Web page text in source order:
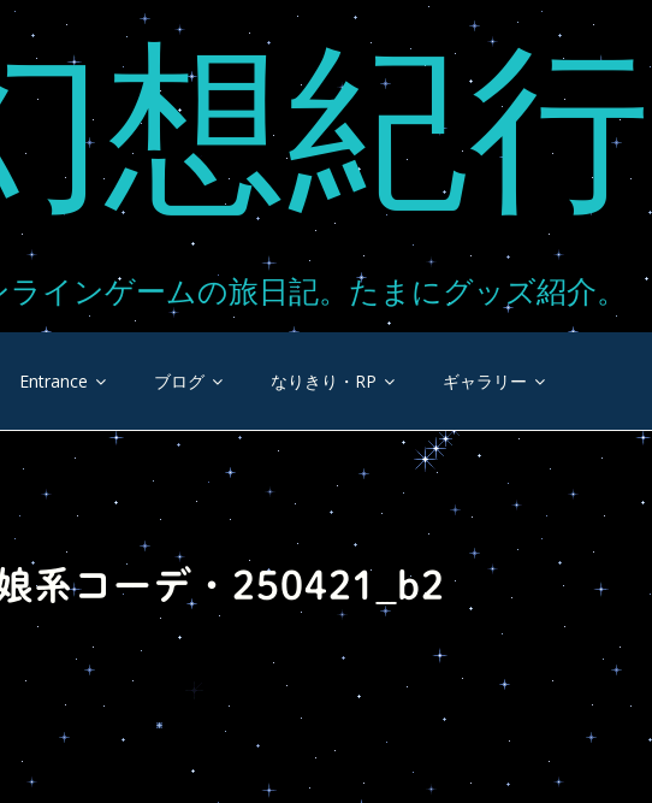
想紀行
ラインゲームの旅日記。たまにグッズ紹介。
Entrance ブログ なりきり・RP ギャラリー
系コーデ・250421_b2